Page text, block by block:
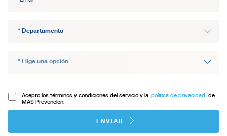
Acepto los términos y condiciones del servicio y la política de privacidad
de
MAS Prevención.
ENVIAR